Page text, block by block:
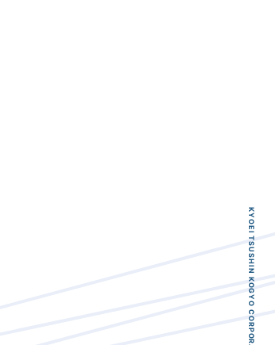
KYOEI TSUSHIN KOGYO CORPORATION